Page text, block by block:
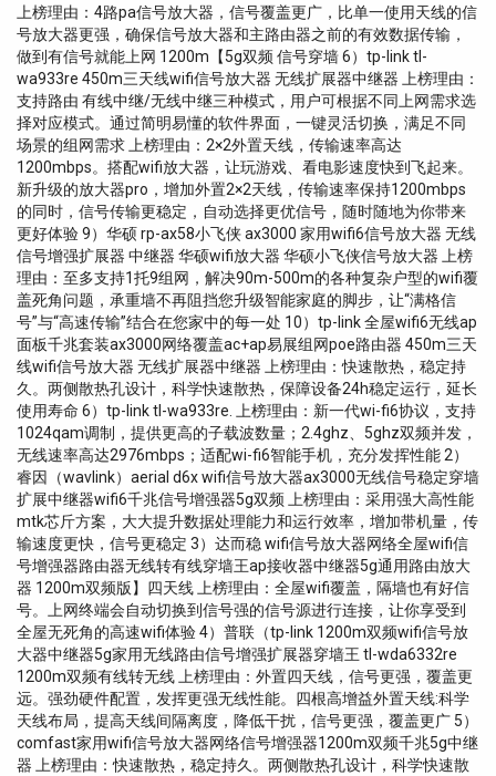
上榜理由：4路pa信号放大器，信号覆盖更广，比单一使用天线的信
号放大器更强，确保信号放大器和主路由器之前的有效数据传输，
做到有信号就能上网 1200m【5g双频 信号穿墙 6）tp-link tl-
wa933re 450m三天线wifi信号放大器 无线扩展器中继器 上榜理由：
支持路由 有线中继/无线中继三种模式，用户可根据不同上网需求选
择对应模式。通过简明易懂的软件界面，一键灵活切换，满足不同
场景的组网需求 上榜理由：2×2外置天线，传输速率高达
1200mbps。搭配wifi放大器，让玩游戏、看电影速度快到飞起来。
新升级的放大器pro，增加外置2×2天线，传输速率保持1200mbps
的同时，信号传输更稳定，自动选择更优信号，随时随地为你带来
更好体验 9）华硕 rp-ax58小飞侠 ax3000 家用wifi6信号放大器 无线
信号增强扩展器 中继器 华硕wifi放大器 华硕小飞侠信号放大器 上榜
理由：至多支持1托9组网，解决90m-500m的各种复杂户型的wifi覆
盖死角问题，承重墙不再阻挡您升级智能家庭的脚步，让“满格信
号”与“高速传输”结合在您家中的每一处 10）tp-link 全屋wifi6无线ap
面板千兆套装ax3000网络覆盖ac+ap易展组网poe路由器 450m三天
线wifi信号放大器 无线扩展器中继器 上榜理由：快速散热，稳定持
久。两侧散热孔设计，科学快速散热，保障设备24h稳定运行，延长
使用寿命 6）tp-link tl-wa933re. 上榜理由：新一代wi-fi6协议，支持
1024qam调制，提供更高的子载波数量；2.4ghz、5ghz双频并发，
无线速率高达2976mbps；适配wi-fi6智能手机，充分发挥性能 2）
睿因（wavlink）aerial d6x wifi信号放大器ax3000无线信号稳定穿墙
扩展中继器wifi6千兆信号增强器5g双频 上榜理由：采用强大高性能
mtk芯斤方案，大大提升数据处理能力和运行效率，增加带机量，传
输速度更快，信号更稳定 3）达而稳 wifi信号放大器网络全屋wifi信
号增强器路由器无线转有线穿墙王ap接收器中继器5g通用路由放大
器 1200m双频版】四天线 上榜理由：全屋wifi覆盖，隔墙也有好信
号。上网终端会自动切换到信号强的信号源进行连接，让你享受到
全屋无死角的高速wifi体验 4）普联（tp-link 1200m双频wifi信号放
大器中继器5g家用无线路由信号增强扩展器穿墙王 tl-wda6332re
1200m双频有线转无线 上榜理由：外置四天线，信号更强，覆盖更
远。强劲硬件配置，发挥更强无线性能。四根高增益外置天线:科学
天线布局，提高天线间隔离度，降低干扰，信号更强，覆盖更广 5）
comfast家用wifi信号放大器网络信号增强器1200m双频千兆5g中继
器 上榜理由：快速散热，稳定持久。两侧散热孔设计，科学快速散